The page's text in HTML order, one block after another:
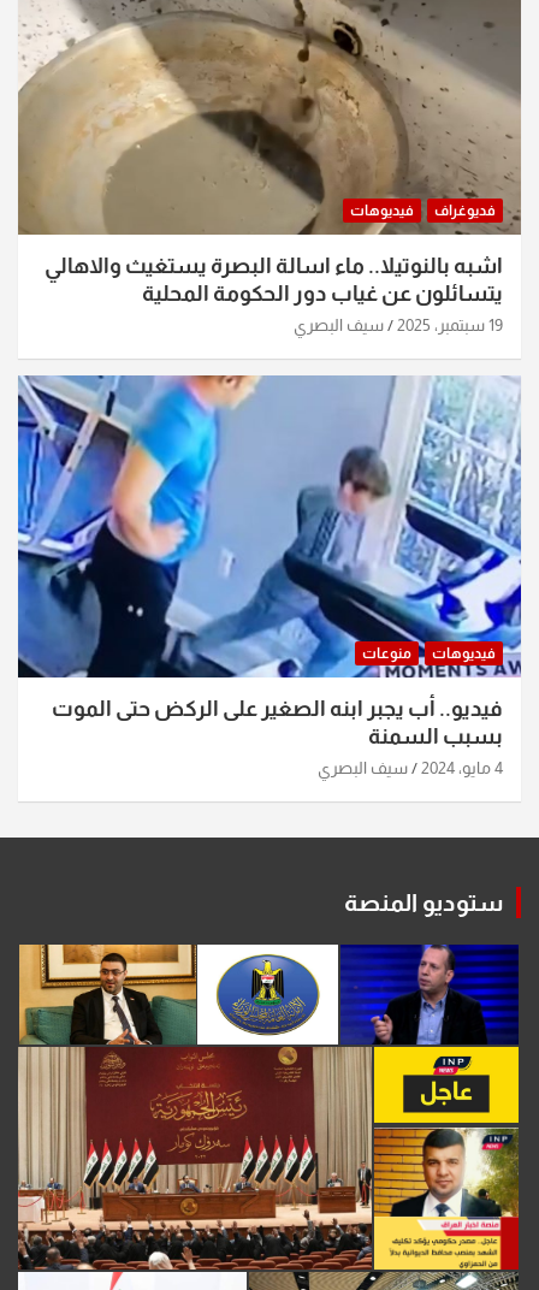
فديوغراف فيديوهات
اشبه بالنوتيلا.. ماء اسالة البصرة يستغيث والاهالي
يتسائلون عن غياب دور الحكومة المحلية
19 سبتمبر، 2025 سيف البصري
فيديوهات منوعات
فيديو.. أب يجبر ابنه الصغير على الركض حتى الموت
بسبب السمنة
4 مايو، 2024 سيف البصري
ستوديو المنصة